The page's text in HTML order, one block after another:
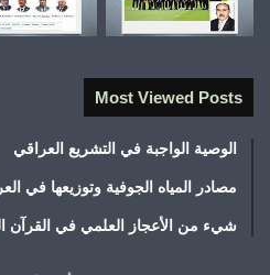
Most Viewed Posts
الوصية الواجبة في التشريع العراقي
مصادر المياه الجوفية وتوزيعها في
شيء من الأعجاز العلمي في القرآن